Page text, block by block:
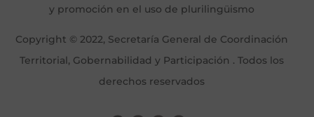
y promoción en el uso de plurilingüismo
Copyright © 2022, Secretaría General de Coordinación
Territorial, Gobernabilidad y Participación . Todos los
derechos reservados